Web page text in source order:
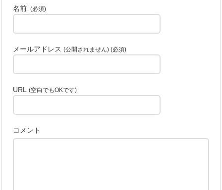
名前 (必須)
メールアドレス(公開されません) (必須)
URL(空白でもOKです)
コメント